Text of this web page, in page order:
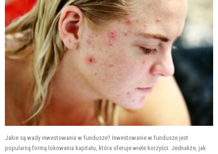
Jakie są wady inwestowania w fundusze? Inwestowanie w fundusze jest
popularną formą lokowania kapitału, która oferuje wiele korzyści. Jednakże, jak